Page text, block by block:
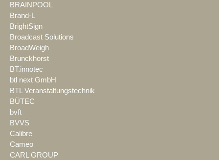
BRAINPOOL
Brand-L
BrightSign
Broadcast Solutions
BroadWeigh
Brunckhorst
BT.innotec
btl next GmbH
BTL Veranstaltungstechnik
BÜTEC
bvft
BVVS
Calibre
Cameo
CARL GROUP